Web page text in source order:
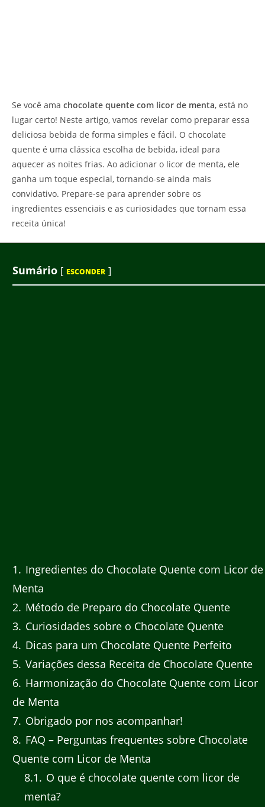
Se você ama chocolate quente com licor de menta, está no
lugar certo! Neste artigo, vamos revelar como preparar essa
deliciosa bebida de forma simples e fácil. O chocolate
quente é uma clássica escolha de bebida, ideal para
aquecer as noites frias. Ao adicionar o licor de menta, ele
ganha um toque especial, tornando-se ainda mais
convidativo. Prepare-se para aprender sobre os
ingredientes essenciais e as curiosidades que tornam essa
receita única!
Sumário [ ESCONDER ]
1
Ingredientes do Chocolate Quente com Licor de
Menta
2 Método de Preparo do Chocolate Quente
3 Curiosidades sobre o Chocolate Quente
4 Dicas para um Chocolate Quente Perfeito
5 Variações dessa Receita de Chocolate Quente
6 Harmonização do Chocolate Quente com Licor
de Menta
7 Obrigado por nos acompanhar!
8 FAQ – Perguntas frequentes sobre Chocolate
Quente com Licor de Menta
8.1
O que é chocolate quente com licor de
menta?